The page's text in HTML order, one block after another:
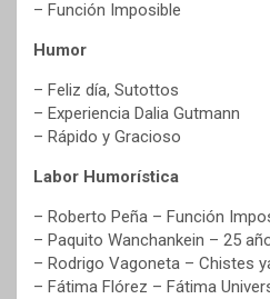
– Función Imposible
Humor
– Feliz día, Sutottos
– Experiencia Dalia Gutmann
– Rápido y Gracioso
Labor Humorística
– Roberto Peña – Función
– Paquito Wanchankein – 25
– Rodrigo Vagoneta – Chistes
– Fátima Flórez – Fátima